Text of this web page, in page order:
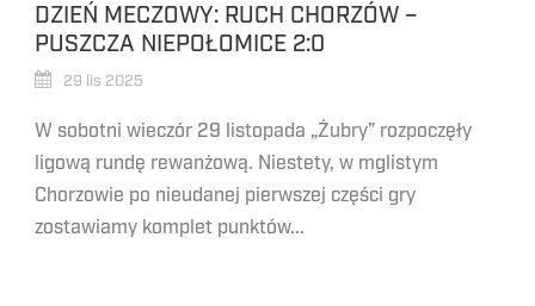
DZIEŃ MECZOWY: RUCH CHORZÓW –
PUSZCZA NIEPOŁOMICE 2:0
29 lis 2025
W sobotni wieczór 29 listopada „Żubry” rozpoczęły
ligową rundę rewanżową. Niestety, w mglistym
Chorzowie po nieudanej pierwszej części gry
zostawiamy komplet punktów...